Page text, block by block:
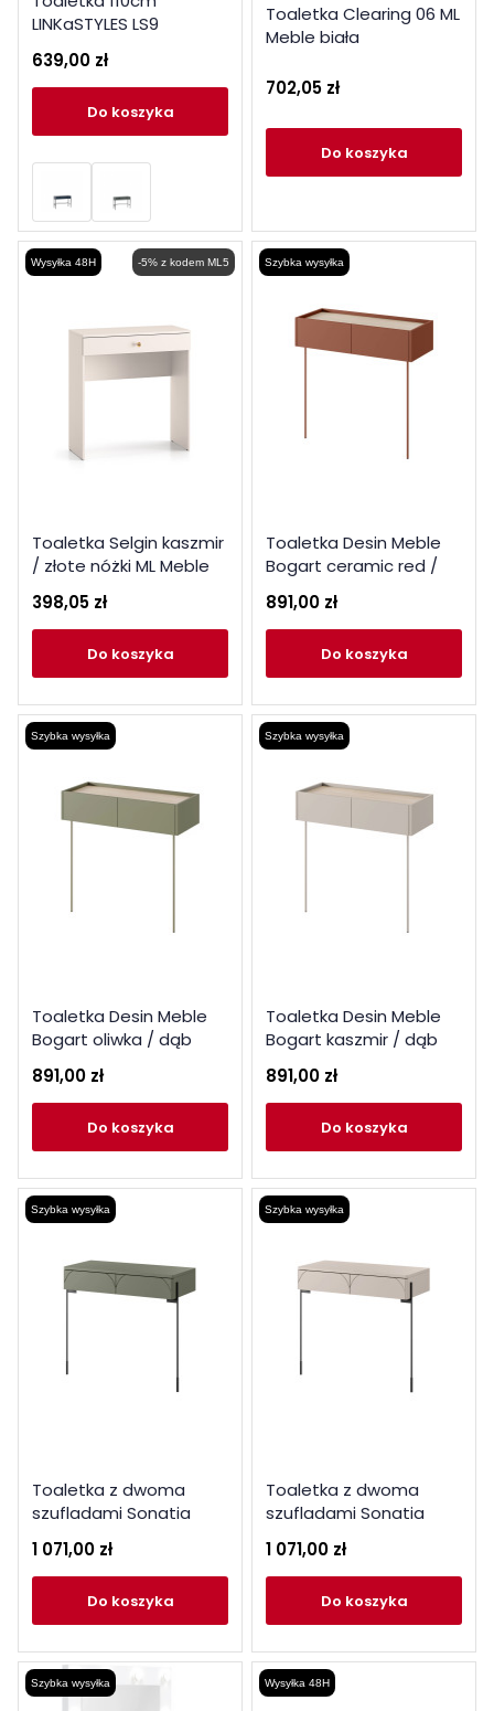
LINKaSTYLES LS9
639,00 zł
do koszyka
Toaletka Clearing 06 ML
Meble biała
702,05 zł
do koszyka
-5% z kodem ML5
Wysyłka 48H
Toaletka Selgin kaszmir
/ złote nóżki ML Meble
398,05 zł
do koszyka
Szybka wysyłka
Toaletka Desin Meble
Bogart ceramic red /
891,00 zł
do koszyka
Szybka wysyłka
Toaletka Desin Meble
Bogart oliwka / dąb
891,00 zł
do koszyka
Szybka wysyłka
Toaletka Desin Meble
Bogart kaszmir / dąb
891,00 zł
do koszyka
Szybka wysyłka
Toaletka z dwoma
szufladami Sonatia
1 071,00 zł
do koszyka
Szybka wysyłka
Toaletka z dwoma
szufladami Sonatia
1 071,00 zł
do koszyka
Szybka wysyłka Wysyłka 48H